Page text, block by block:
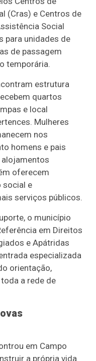
(Cras) e Centros de
Social
para unidades de
de passagem
temporária.
estrutura
quartos
e local
Mulheres
nos
homens e pais
oferecem
social e
serviços públicos.
o município
em Direitos
e Apátridas
especializada
orientação,
a rede de
em Campo
a própria vida